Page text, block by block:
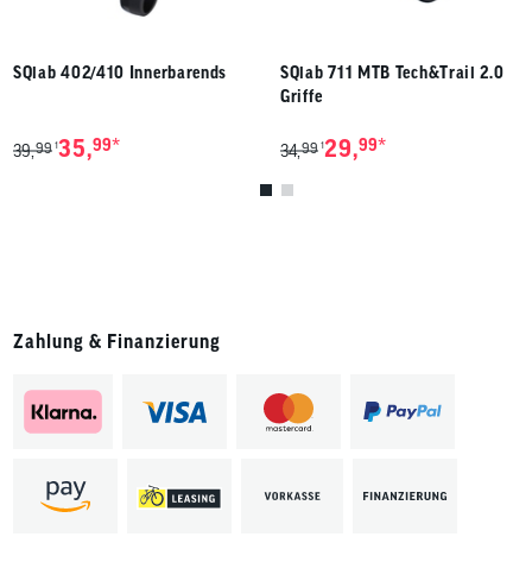
SQlab 402/410 Innerbarends
39,99 135,99*
SQlab 711 MTB Tech&Trail 2.0
Griffe
34,99 129,99*
Zahlung & Finanzierung